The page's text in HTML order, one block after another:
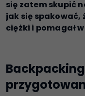
się zatem skupić
jak się spakować,
ciężki i pomagał